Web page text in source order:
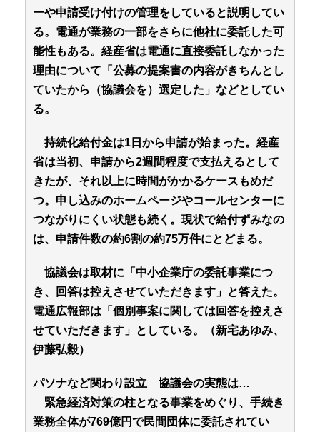
ーや申請受け付けの管理をしていると説明してい
る。電通が業務の一部をさらに他社に委託した可
能性もある。経産省は電通に直接委託しなかった
理由について「公募の提案書の内容がきちんとし
ていたから（協議会を）選定した」などとしてい
る。
持続化給付金は1日から申請が始まった。経産
省は当初、申請から2週間程度で支払えるとして
きたが、それ以上に時間がかかるケースもめだ
つ。申し込みのホームページやコールセンターに
つながりにくい状態も続く。現状で給付ずみなの
は、申請件数の約6割の約75万件にとどまる。
協議会は取材に「中小企業庁の委託事業につ
き、回答は控えさせていただきます」と答えた。
電通広報部は「個別事案に関しては回答を控えさ
せていただきます」としている。（新宅あゆみ、
伊藤弘毅）
パソナなど関わり設立 協議会の実態は…
緊急経済対策の柱となる事業をめぐり、手続き
業務全体が769億円で民間団体に委託されてい